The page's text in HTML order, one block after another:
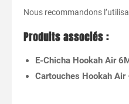
Nous recommandons
Produits associés :
E-Chicha Hookah Air
Cartouches Hookah